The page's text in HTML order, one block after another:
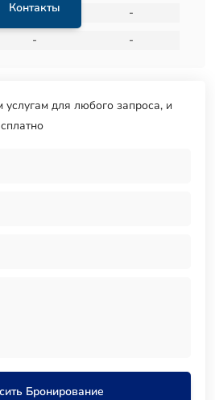
Контакты
-
-
- -
для любого запроса, и
Бронирование